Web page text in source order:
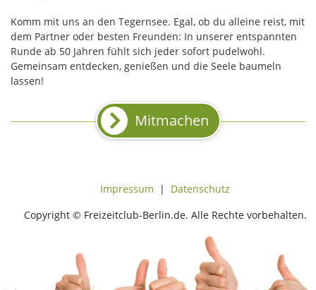
Komm mit uns an den Tegernsee. Egal, ob du alleine reist, mit
dem Partner oder besten Freunden: In unserer entspannten
Runde ab 50 Jahren fühlt sich jeder sofort pudelwohl.
Gemeinsam entdecken, genießen und die Seele baumeln
lassen!
Mitmachen
Impressum | Datenschutz
Copyright © Freizeitclub-Berlin.de. Alle Rechte vorbehalten.